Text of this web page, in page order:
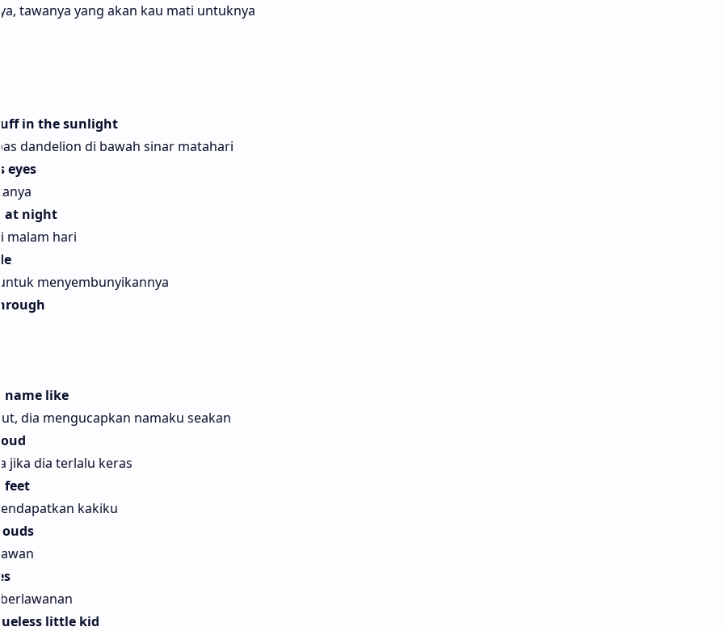
tawanya yang akan kau mati untuknya
in the sunlight
dandelion di bawah sinar matahari
eyes
at night
malam hari
menyembunyikannya
name like
dia mengucapkan namaku seakan
jika dia terlalu keras
feet
kakiku
littlе kid